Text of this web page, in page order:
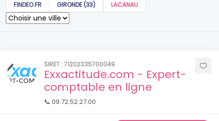
FINDEO.FR GIRONDE (33) LACANAU
SIRET : 71202335700049
Exxactitude.com - Expert-
comptable en ligne
📞 09.72.52.27.00